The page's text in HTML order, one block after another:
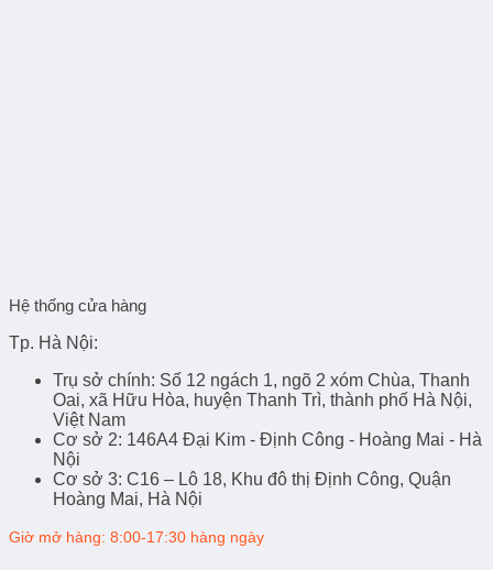
Hệ thống cửa hàng
Tp. Hà Nội:
Trụ sở chính: Số 12 ngách 1, ngõ 2 xóm Chùa, Thanh
Oai, xã Hữu Hòa, huyện Thanh Trì, thành phố Hà Nội,
Việt Nam
Cơ sở 2: 146A4 Đại Kim - Định Công - Hoàng Mai - Hà
Nội
Cơ sở 3: C16 – Lô 18, Khu đô thị Định Công, Quận
Hoàng Mai, Hà Nội
Giờ mở hàng: 8:00-17:30 hàng ngày